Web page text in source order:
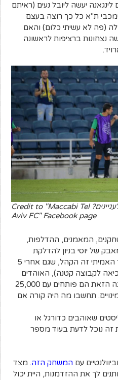
יעשה ליובל נעים (ראיתם
ת"א כל כך רוצה בעצם
(פה לא עשיתי כלום) והאם
נצחונות ברציפות לראשונה
בן בסט. סטיית תקן או חזרה לעניינים? Credit to "Maccabi Tel
Aviv FC" Facebook page
המאמנים, ההדלפות,
של יוסי בניון להדלקת
משואה ביום העצמאות. הסיפור האמיתי זה הקהל, שגם אחרי 5
כיאה לקבוצה קטנה), האוהדים
לא מאבדים תקווה וגם את העונה הזאת הם פותחים עם 25,000
ביציעים וכמעט 18,000 מינויים. תחשבו מה היה קורה אם
שאוהבים כדורגל או
זה נוכל לדעת בעוד מספר
עם המשחק הזה. מצד
לך את ההזדמנות, היית יכול